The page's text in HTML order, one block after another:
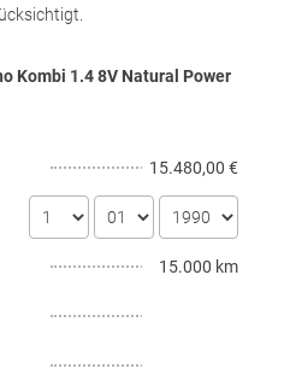
Kombi 1.4 8V Natural Power
15.480,00 €
15.000 km